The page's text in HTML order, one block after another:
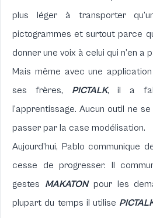
plus léger à transporter
pictogrammes et surtout parce
donner une voix à celui qui n’en a
Mais même avec une
ses frères, PICTALK, il a
l’apprentissage. Aucun outil ne
passer par la case modélisation.
Aujourd’hui, Pablo communique
cesse de progresser. Il
gestes MAKATONpour les
plupart du temps il utilise